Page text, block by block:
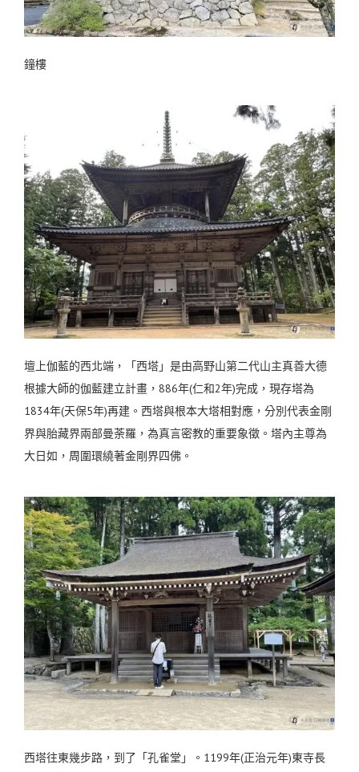
鐘樓
壇上伽藍的西北端，「西塔」是由高野山第二代山主真善大德
根據大師的伽藍建立計畫，886年(仁和2年)完成，現存塔為
1834年(天保5年)再建。西塔與根本大塔相對應，分別代表金剛
界與胎藏界兩部曼荼羅，為真言密教的重要象徵。塔內主尊為
大日如，周圍環繞著金剛界四佛。
西塔往東幾步路，到了「孔雀堂」。1199年(正治元年)東寺長